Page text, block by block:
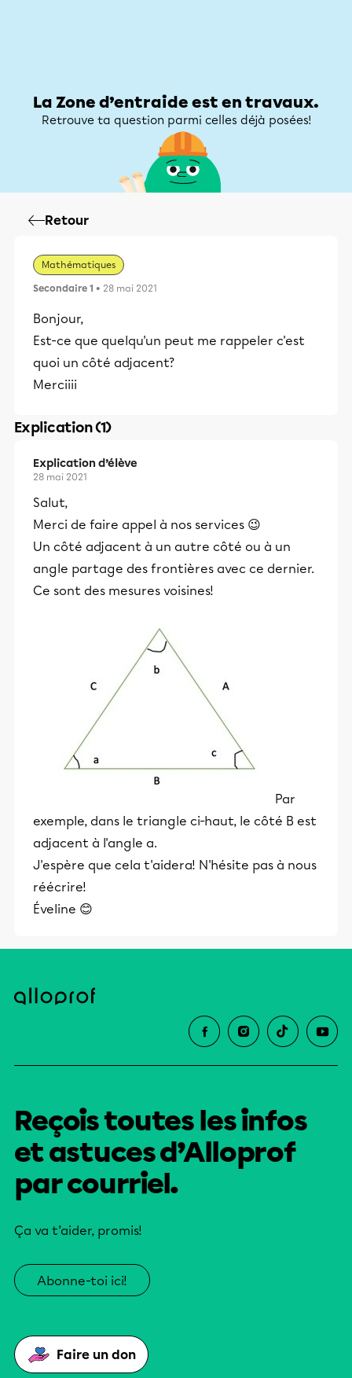
La Zone d’entraide est en travaux.
Retrouve ta question parmi celles déjà posées!
Retour
Mathématiques
Secondaire 1 • 28 mai 2021
Bonjour,
Est-ce que quelqu'un peut me rappeler c'est
quoi un côté adjacent?
Merciiii
Explication (1)
Explication d’élève
28 mai 2021
Salut,
Merci de faire appel à nos services 😉
Un côté adjacent à un autre côté ou à un
angle partage des frontières avec ce dernier.
Ce sont des mesures voisines!
Par
exemple, dans le triangle ci-haut, le côté B est
adjacent à l'angle a.
J'espère que cela t'aidera! N'hésite pas à nous
réécrire!
Éveline 😊
Reçois toutes les infos
et astuces d’Alloprof
par courriel.
Ça va t’aider, promis!
Abonne-toi ici!
Faire un don